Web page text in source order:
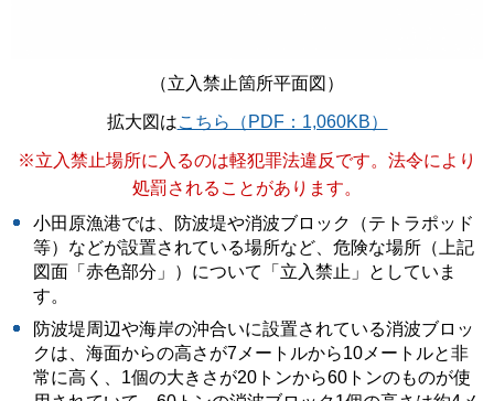
（立入禁止箇所平面図）
拡大図はこちら（PDF：1,060KB）
※立入禁止場所に入るのは軽犯罪法違反です。法令により
処罰されることがあります。
小田原漁港では、防波堤や消波ブロック（テトラポッド
等）などが設置されている場所など、危険な場所（上記
図面「赤色部分」）について「立入禁止」としていま
す。
防波堤周辺や海岸の沖合いに設置されている消波ブロッ
クは、海面からの高さが7メートルから10メートルと非
常に高く、1個の大きさが20トンから60トンのものが使